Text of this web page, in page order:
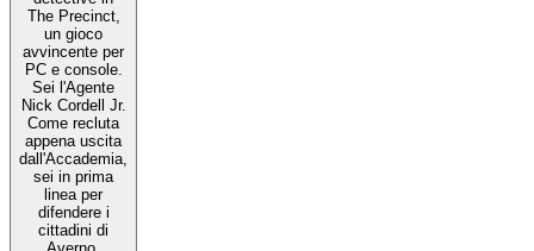
The Precinct,
un gioco
avvincente per
PC e console.
Sei l'Agente
Nick Cordell Jr.
Come recluta
appena uscita
dall'Accademia,
sei in prima
linea per
difendere i
cittadini di